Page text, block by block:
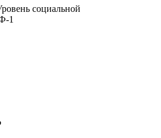
социальной
1